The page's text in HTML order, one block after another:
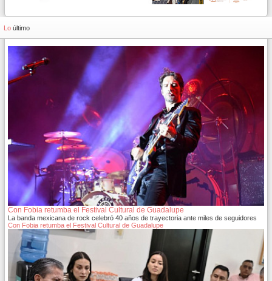
Lo último
Con Fobia retumba el Festival Cultural de Guadalupe
La banda mexicana de rock celebró 40 años de trayectoria ante miles de seguidores
Con Fobia retumba el Festival Cultural de Guadalupe